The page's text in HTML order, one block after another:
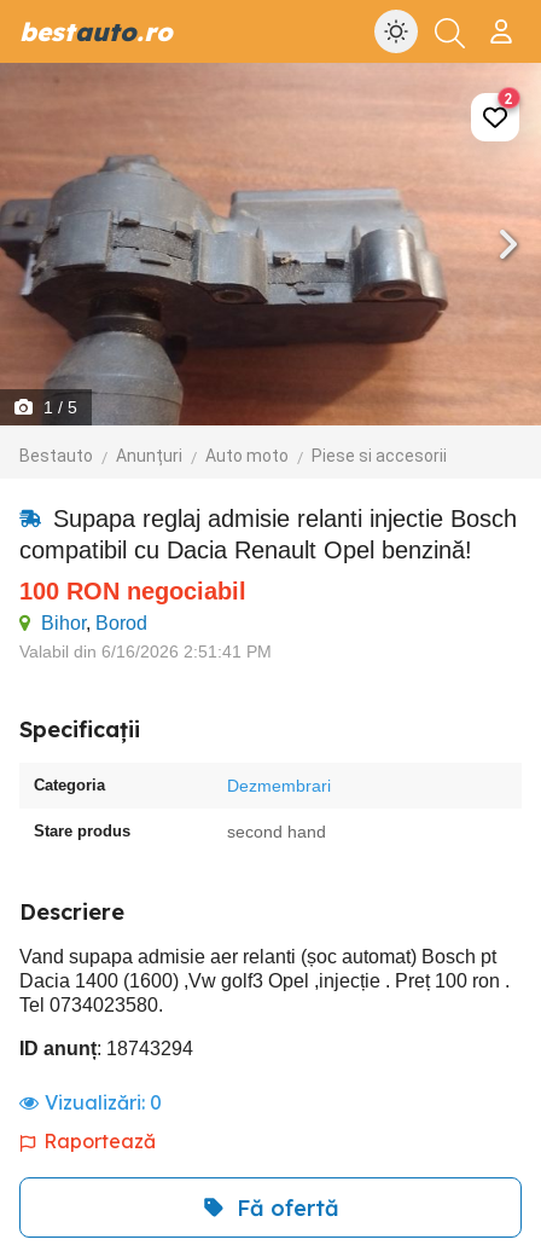
bestauto.ro
1 / 5
Bestauto Anunțuri Auto moto Piese si accesorii
2
Supapa reglaj admisie relanti injectie Bosch
compatibil cu Dacia Renault Opel benzină!
100 RON negociabil
Bihor, Borod
Valabil din 6/16/2026 2:51:41 PM
Specificații
Categoria Dezmembrari
Stare produs second hand
Descriere
Vand supapa admisie aer relanti (șoc automat) Bosch pt
Dacia 1400 (1600) ,Vw golf3 Opel ,injecție . Preț 100 ron .
Tel 0734023580.
ID anunț: 18743294
Vizualizări: 0
Raportează
Fă ofertă